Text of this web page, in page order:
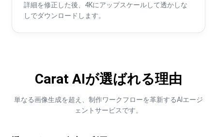
詳細を修正した後、4Kにアップスケールして透かしな
しでダウンロードします。
Carat AIが選ばれる理由
単なる画像生成を超え、制作ワークフローを革新するAIエージ
ェントサービスです。